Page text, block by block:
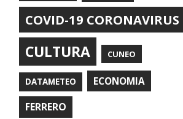
COVID-19 CORONAVIRUS
CULTURA CUNEO
DATAMETEO ECONOMIA
FERRERO